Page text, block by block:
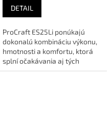
DETAIL
ProCraft ES25Li ponúkajú
dokonalú kombináciu výkonu,
hmotnosti a komfortu, ktorá
splní očakávania aj tých
najnáročnejších záhradkárov.